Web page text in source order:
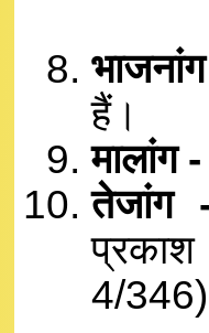
हैं।
मालांग -
तेजांग
4/346)